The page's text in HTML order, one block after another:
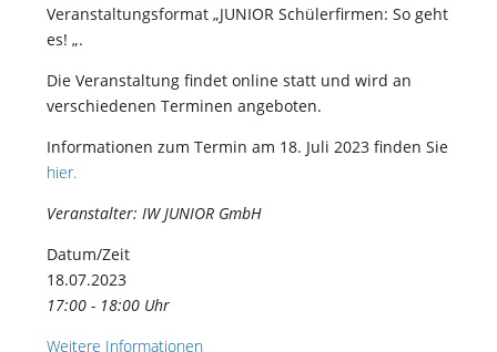
Veranstaltungsformat „JUNIOR Schülerfirmen: So geht
es! „.
Die Veranstaltung findet online statt und wird an
verschiedenen Terminen angeboten.
Informationen zum Termin am 18. Juli 2023 finden Sie
hier.
Veranstalter: IW JUNIOR GmbH
Datum/Zeit
18.07.2023
17:00 - 18:00 Uhr
Weitere Informationen